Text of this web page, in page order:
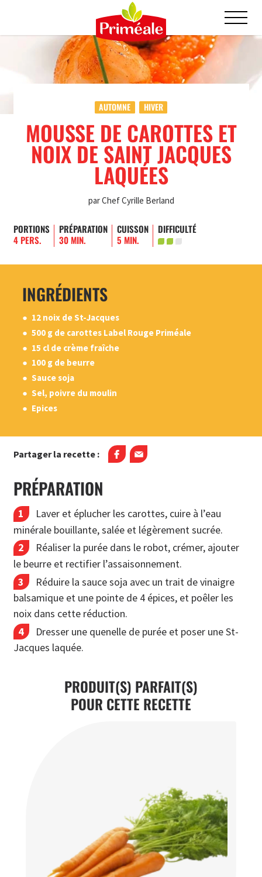
AUTOMNE HIVER
MOUSSE DE CAROTTES ET
NOIX DE SAINT JACQUES
LAQUÉES
par Chef Cyrille Berland
PORTIONS
4 PERS.
PRÉPARATION
30 MIN.
CUISSON
5 MIN.
DIFFICULTÉ
INGRÉDIENTS
12 noix de St-Jacques
500 g de carottes Label Rouge Priméale
15 cl de crème fraîche
100 g de beurre
Sauce soja
Sel, poivre du moulin
Epices
Partager la recette :
PRÉPARATION
Laver et éplucher les carottes, cuire à l’eau
minérale bouillante, salée et légèrement sucrée.
Réaliser la purée dans le robot, crémer, ajouter
le beurre et rectifier l’assaisonnement.
Réduire la sauce soja avec un trait de vinaigre
balsamique et une pointe de 4 épices, et poêler les
noix dans cette réduction.
Dresser une quenelle de purée et poser une St-
Jacques laquée.
PRODUIT(S) PARFAIT(S)
POUR CETTE RECETTE